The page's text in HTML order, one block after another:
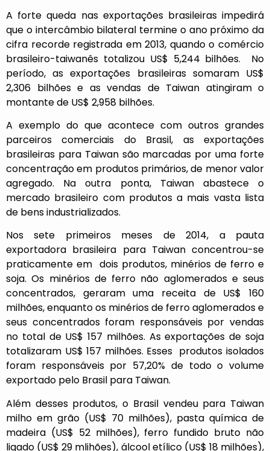
A forte queda nas exportações brasileiras impedirá
que o intercâmbio bilateral termine o ano próximo da
cifra recorde registrada em 2013, quando o comércio
brasileiro-taiwanês totalizou US$ 5,244 bilhões. No
período, as exportações brasileiras somaram US$
2,306 bilhões e as vendas de Taiwan atingiram o
montante de US$ 2,958 bilhões.
A exemplo do que acontece com outros grandes
parceiros comerciais do Brasil, as exportações
brasileiras para Taiwan são marcadas por uma forte
concentração em produtos primários, de menor valor
agregado. Na outra ponta, Taiwan abastece o
mercado brasileiro com produtos a mais vasta lista
de bens industrializados.
Nos sete primeiros meses de 2014, a pauta
exportadora brasileira para Taiwan concentrou-se
praticamente em dois produtos, minérios de ferro e
soja. Os minérios de ferro não aglomerados e seus
concentrados, geraram uma receita de US$ 160
milhões, enquanto os minérios de ferro aglomerados e
seus concentrados foram responsáveis por vendas
no total de US$ 157 milhões. As exportações de soja
totalizaram US$ 157 milhões. Esses produtos isolados
foram responsáveis por 57,20% de todo o volume
exportado pelo Brasil para Taiwan.
Além desses produtos, o Brasil vendeu para Taiwan
milho em grão (US$ 70 milhões), pasta química de
madeira (US$ 52 milhões), ferro fundido bruto não
ligado (US$ 29 mlihões), álcool etílico (US$ 18 milhões),